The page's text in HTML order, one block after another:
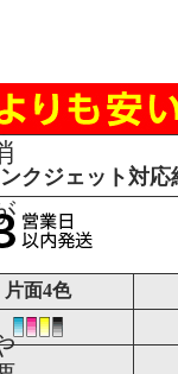
クジェット対
片面4色